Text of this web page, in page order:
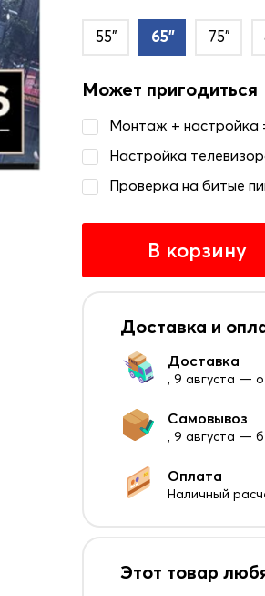
55" 65" 75"
Может пригодиться
Монтаж +
Настройка
Проверка на битые
В корзину
Доставка и
Доставка
, 9 августа —
Самовывоз
, 9 августа —
Оплата
Наличный
Этот товар